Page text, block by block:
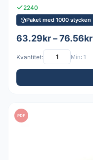
2240
Paket med 1000 stycken
63.29kr – 76.56kr
Kvantitet: Min: 1
PDF